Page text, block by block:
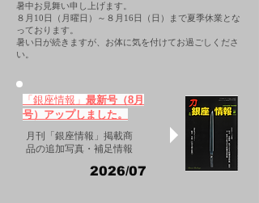
暑中お見舞い申し上げます。
８月10日（月曜日）～８月16日（日）まで夏季休業とな
っております。
​暑い日が続きますが、お体に気を付けてお過ごしくださ
い。
「銀座情報」 最新号（8月
号）アップしました。
月刊「銀座情報」掲載商
品の追加写真・補足情報
2026/07